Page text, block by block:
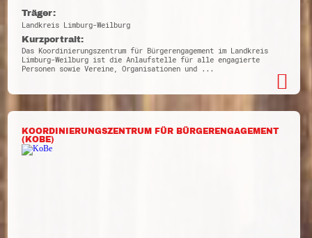
Träger:
Landkreis Limburg-Weilburg
Kurzportrait:
Das Koordinierungszentrum für Bürgerengagement im Landkreis
Limburg-Weilburg ist die Anlaufstelle für alle engagierte
Personen sowie Vereine, Organisationen und ...
KOORDINIERUNGSZENTRUM FÜR BÜRGERENGAGEMENT
(KOBE)